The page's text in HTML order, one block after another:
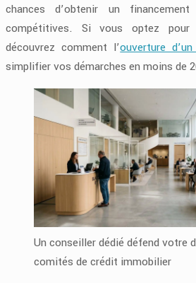
chances d’obtenir un
compétitives. Si vous optez pour
découvrez comment l’ouverture
simplifier vos démarches en moins de
Un conseiller dédié défend votre
comités de crédit immobilier